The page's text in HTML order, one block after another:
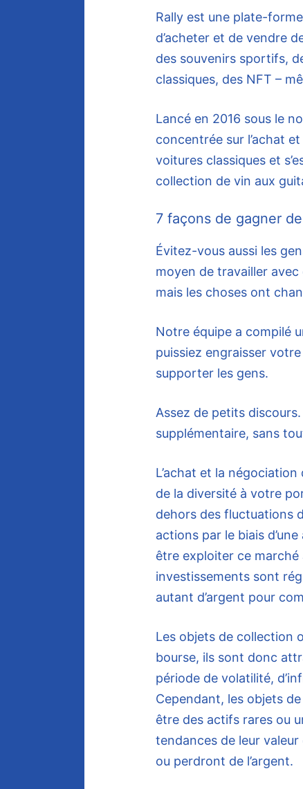
Rally est une plate-
d’acheter et de vendre
des souvenirs sportifs,
classiques, des NFT –
Lancé en 2016 sous le
concentrée sur l’achat
voitures classiques et
collection de vin aux
7 façons de gagner
Évitez-vous aussi les
moyen de travailler
mais les choses ont
Notre équipe a compilé
puissiez engraisser
supporter les gens.
Assez de petits
supplémentaire, sans
L’achat et la
de la diversité à votre
dehors des fluctuations
actions par le biais
être exploiter ce marché
investissements sont
autant d’argent pour
Les objets de collection
bourse, ils sont donc
période de volatilité,
Cependant, les objets
être des actifs rares ou
tendances de leur
ou perdront de l’argent.